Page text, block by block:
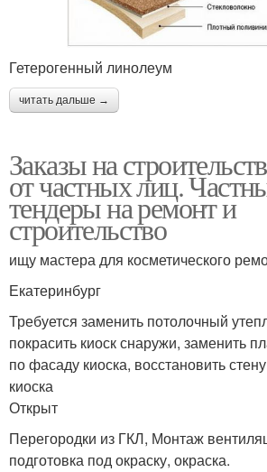
Гетерогенный линолеум
читать дальше →
Заказы на
от частных лиц.
тендеры на ремонт и
строительство
ищу мастера для косметического
Екатеринбург
Требуется заменить потолочный
покрасить киоск снаружи, заменить
по фасаду киоска, восстановить
киоска
Открыт
Перегородки из ГКЛ, Монтаж
подготовка под окраску, окраска.